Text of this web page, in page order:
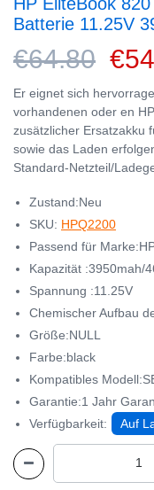
Batterie 11.25V
€64.80
Er eignet sich
vorhandenen oder en
zusätzlicher Ersatzakku
sowie das Laden
Standard-Netzteil/
Zustand:Neu
SKU: HPQ2200
Passend für
Kapazität :3950mah/
Spannung :11.25V
Chemischer Aufbau
Größe:NULL
Farbe:black
Kompatibles
Garantie:1 Jahr
Verfügbarkeit:
Auf